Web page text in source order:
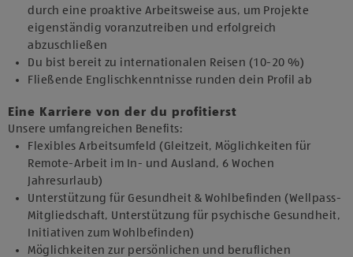
durch eine proaktive Arbeitsweise aus, um Projekte
eigenständig voranzutreiben und erfolgreich
abzuschließen
Du bist bereit zu internationalen Reisen (10-20 %)
Fließende Englischkenntnisse runden dein Profil ab
Eine Karriere von der du profitierst
Unsere umfangreichen Benefits:
Flexibles Arbeitsumfeld (Gleitzeit, Möglichkeiten für
Remote-Arbeit im In- und Ausland, 6 Wochen
Jahresurlaub)
Unterstützung für Gesundheit & Wohlbefinden (Wellpass-
Mitgliedschaft, Unterstützung für psychische Gesundheit,
Initiativen zum Wohlbefinden)
Möglichkeiten zur persönlichen und beruflichen